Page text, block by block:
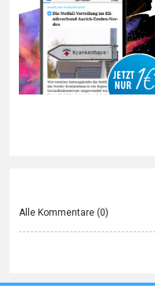
Alle Kommentare (0)